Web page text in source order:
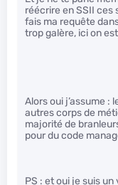
réécrire en SSII ces
fais ma requête
trop galère, ici on
Alors oui j’assume :
autres corps de
majorité de
pour du code
PS : et oui je suis